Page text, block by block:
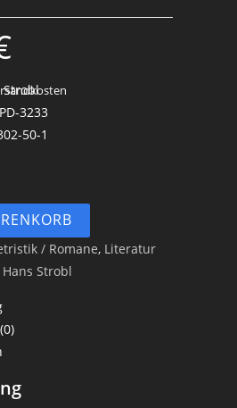
Strobl
3233
50-1
/ Romane, Literatur
Strobl